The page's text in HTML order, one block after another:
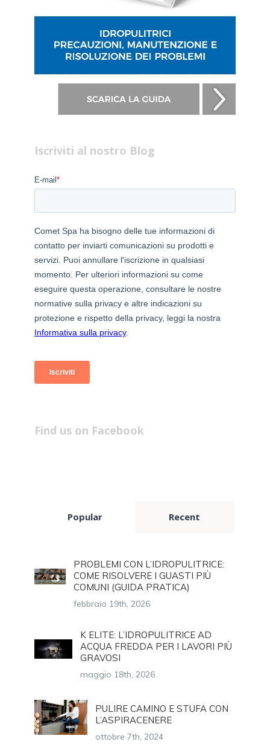
Iscriviti al nostro Blog
Find us on Facebook
Popular Recent
PROBLEMI CON L’IDROPULITRICE:
COME RISOLVERE I GUASTI PIÙ
COMUNI (GUIDA PRATICA)
febbraio 19th, 2026
K ELITE: L’IDROPULITRICE AD
ACQUA FREDDA PER I LAVORI PIÙ
GRAVOSI
maggio 18th, 2026
PULIRE CAMINO E STUFA CON
L’ASPIRACENERE
ottobre 7th, 2024